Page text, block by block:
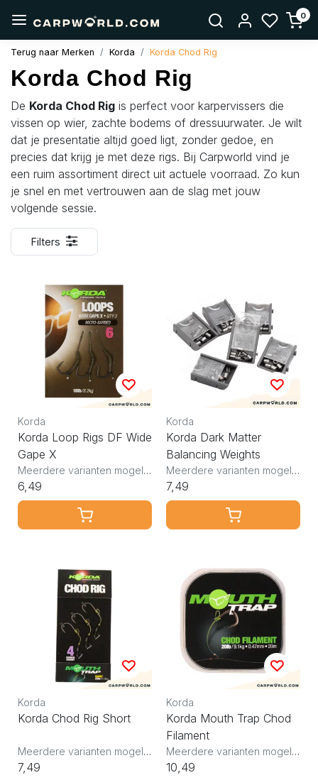
0
Terug naar Merken Korda Korda Chod Rig
Korda Chod Rig
De Korda Chod Rig is perfect voor karpervissers die
vissen op wier, zachte bodems of dressuurwater. Je wilt
dat je presentatie altijd goed ligt, zonder gedoe, en
precies dat krijg je met deze rigs. Bij Carpworld vind je
een ruim assortiment direct uit actuele voorraad. Zo kun
je snel en met vertrouwen aan de slag met jouw
volgende sessie.
Filters
Korda
Korda Loop Rigs DF Wide
Gape X
Meerdere varianten mogelijk
6,49
Korda
Korda Dark Matter
Balancing Weights
Meerdere varianten mogelijk
7,49
Korda
Korda Chod Rig Short
Meerdere varianten mogelijk
7,49
Korda
Korda Mouth Trap Chod
Filament
Meerdere varianten mogelijk
10,49